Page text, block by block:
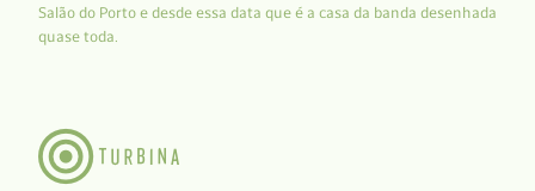
Salão do Porto e desde essa data que é a casa da banda desenhada
quase toda.